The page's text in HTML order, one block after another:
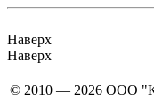
Наверх
Наверх
© 2010 — 2026 ООО